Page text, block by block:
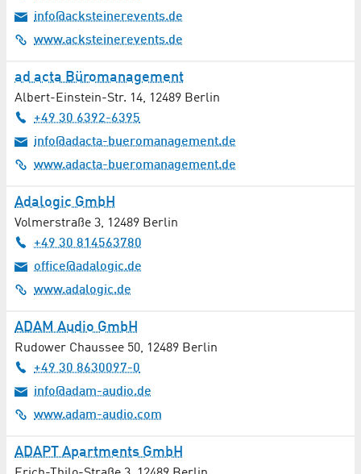
Energieversorgung
Entsorgung / Abriss
Ergotherapie
Events / Veranstaltungen
Facility Management / Gebäudewirtschaft
Fahrschule
Filmproduktion / TV-Produktion
Fleischerei
info@acksteinerevents.de
www.acksteinerevents.de
ad acta Büromanagement
Albert-Einstein-Str. 14, 12489 Berlin
+49 30 6392-6395
info@adacta-bueromanagement.de
www.adacta-bueromanagement.de
Adalogic GmbH
Volmerstraße 3, 12489 Berlin
+49 30 814563780
office@adalogic.de
www.adalogic.de
ADAM Audio GmbH
Rudower Chaussee 50, 12489 Berlin
+49 30 8630097-0
info@adam-audio.de
www.adam-audio.com
ADAPT Apartments GmbH